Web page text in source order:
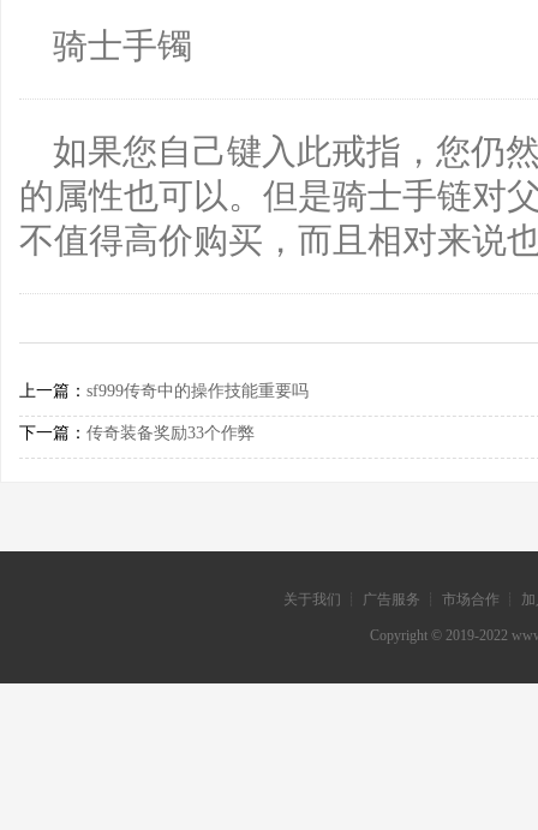
骑士手镯
如果您自己键入此戒指，您仍
的属性也可以。但是骑士手链对
不值得高价购买，而且相对来说
上一篇： sf999传奇中的操作技能重要吗
下一篇： 传奇装备奖励33个作弊
关于我们 ┊ 广告服务 ┊ 市场合作 ┊
Copyright © 2019-2022